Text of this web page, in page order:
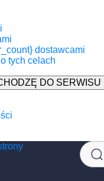
dostawcami
tych celach
DO SERWISU